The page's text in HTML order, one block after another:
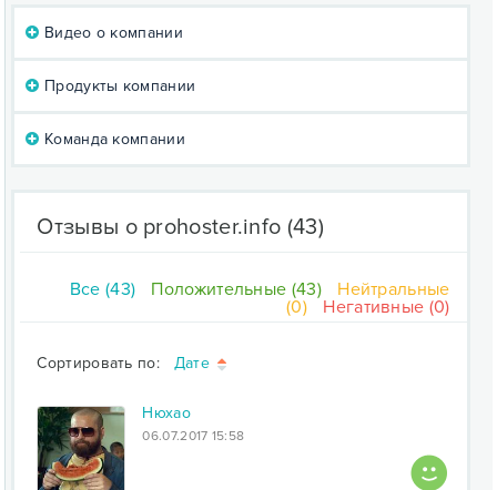
Видео о компании
Продукты компании
Команда компании
Отзывы о prohoster.info (43)
Все (43) Положительные (43)
Нейтральные
(0)
Негативные (0)
Сортировать по: Дате
Нюхао
06.07.2017 15:58